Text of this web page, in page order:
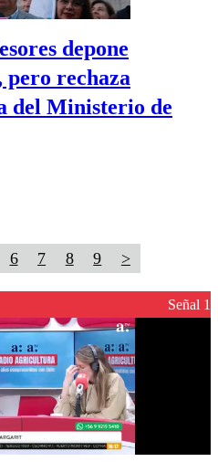
depone
rechaza
del Ministerio de
6 7 8 9 >
Señal 1